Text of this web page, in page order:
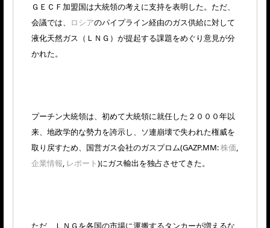
ＧＥＣＦ加盟国は大統領の考えに支持を表明した。ただ、
会議では、
ロシアのパイプライン経由のガス供給に対して
液化天然ガス（ＬＮＧ）が提起する課題をめぐり意見が分
かれた。
プーチン大統領は、初めて大統領に就任した２０００年以
来、地政学的な勢力を誇示し、ソ連崩壊で失われた権威を
取り戻すため、国営ガス会社のガスプロム(GAZP.MM:株価,
企業情報, レポート)にガス輸出を独占させてきた。
ただ、ＬＮＧを各国の市場に運搬するタンカーが増えるな